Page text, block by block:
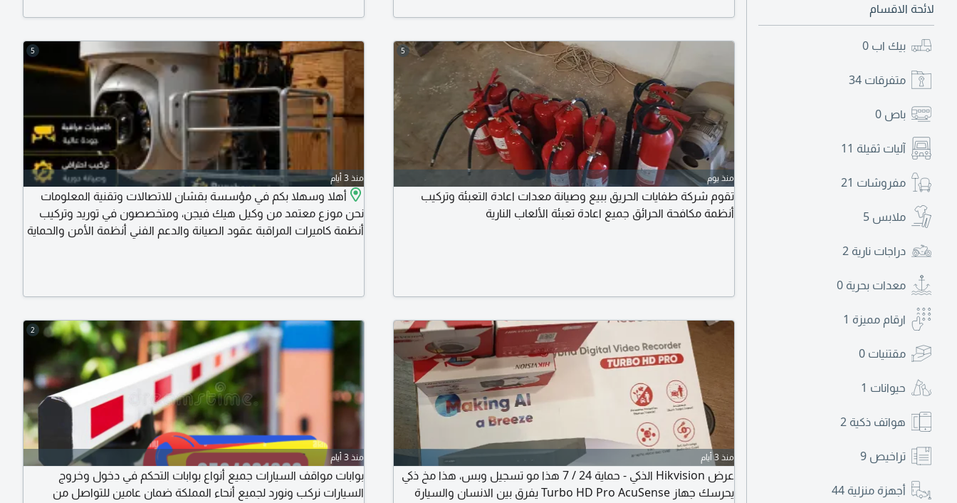
لائحة الاقسام
بيك اب 0
متفرقات 34
باص 0
آليات ثقيلة 11
مفروشات 21
ملابس 5
دراجات نارية 2
معدات بحرية 0
ارقام مميزة 1
مقتنيات 0
حيوانات 1
هواتف ذكية 2
تراخيص 9
أجهزة منزلية 44
تطريز على البدلات موقعنا
5
منذ يوم
تقوم شركة طفايات الحريق ببيع وصيانة معدات اعادة التعبئة وتركيب
أنظمة مكافحة الحرائق جميع اعادة تعبئة الألعاب النارية
5
منذ 3 أيام
أهلا وسهلا بكم في مؤسسة بقشان للاتصالات وتقنية المعلومات
نحن موزع معتمد من وكيل هيك فيجن، ومتخصصون في توريد وتركيب
أنظمة كاميرات المراقبة عقود الصيانة والدعم الفني أنظمة الأمن والحماية
منذ 3 أيام
عرض Hikvision الذكي - حماية 24 / 7 هذا مو تسجيل وبس، هذا مخ ذكي
يحرسك جهاز Turbo HD Pro AcuSense يفرق بين الانسان والسيارة
2
منذ 3 أيام
بوابات مواقف السيارات جميع أنواع بوابات التحكم في دخول وخروج
السيارات نركب ونورد لجميع أنحاء المملكة ضمان عامين للتواصل من